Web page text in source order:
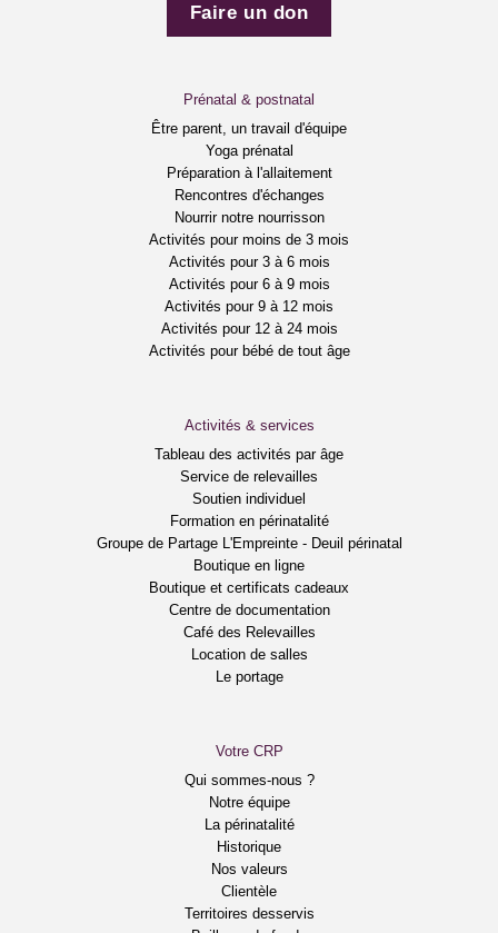
Faire un don
Prénatal & postnatal
Être parent, un travail d'équipe
Yoga prénatal
Préparation à l'allaitement
Rencontres d'échanges
Nourrir notre nourrisson
Activités pour moins de 3 mois
Activités pour 3 à 6 mois
Activités pour 6 à 9 mois
Activités pour 9 à 12 mois
Activités pour 12 à 24 mois
Activités pour bébé de tout âge
Activités & services
Tableau des activités par âge
Service de relevailles
Soutien individuel
Formation en périnatalité
Groupe de Partage L'Empreinte - Deuil périnatal
Boutique en ligne
Boutique et certificats cadeaux
Centre de documentation
Café des Relevailles
Location de salles
Le portage
Votre CRP
Qui sommes-nous ?
Notre équipe
La périnatalité
Historique
Nos valeurs
Clientèle
Territoires desservis